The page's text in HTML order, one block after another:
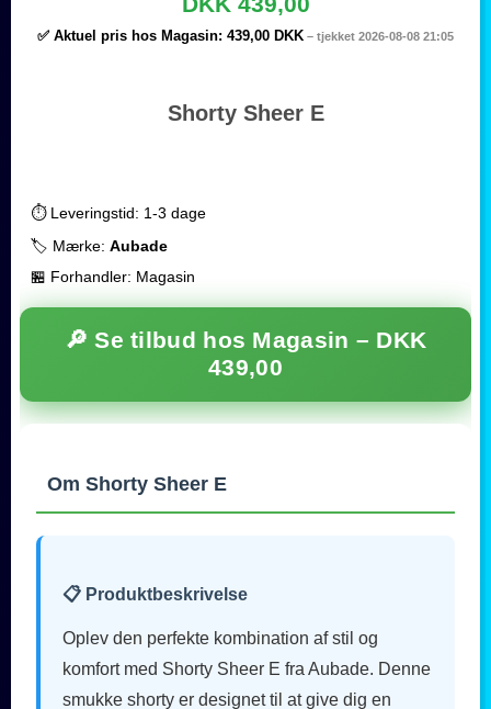
✅ Aktuel pris hos Magasin: 439,00 DKK – tjekket 2026-08-08 21:05
Shorty Sheer E
⏱️ Leveringstid: 1-3 dage
🏷️ Mærke: Aubade
🏪 Forhandler: Magasin
🔎 Se tilbud hos Magasin – DKK
439,00
Om Shorty Sheer E
📋 Produktbeskrivelse
Oplev den perfekte kombination af stil og
komfort med Shorty Sheer E fra Aubade. Denne
smukke shorty er designet til at give dig en